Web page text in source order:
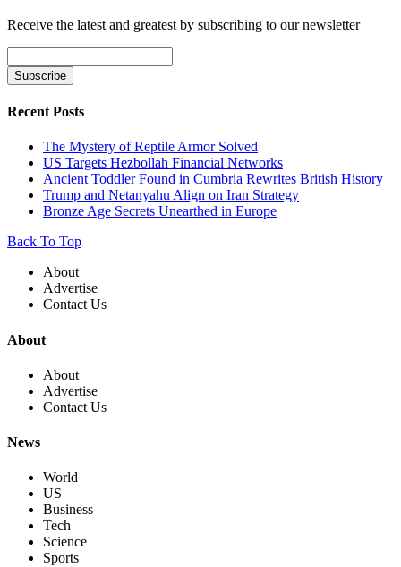
Receive the latest and greatest by subscribing to our newsletter
Recent Posts
The Mystery of Reptile Armor Solved
US Targets Hezbollah Financial Networks
Ancient Toddler Found in Cumbria Rewrites British History
Trump and Netanyahu Align on Iran Strategy
Bronze Age Secrets Unearthed in Europe
Back To Top
About
Advertise
Contact Us
About
About
Advertise
Contact Us
News
World
US
Business
Tech
Science
Sports